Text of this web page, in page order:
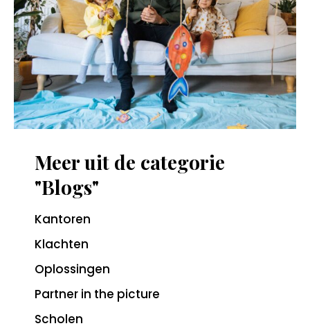
Meer uit de categorie
"Blogs"
Kantoren
Klachten
Oplossingen
Partner in the picture
Scholen